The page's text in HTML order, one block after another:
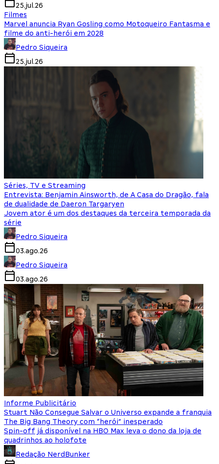
25.jul.26
Filmes
Marvel anuncia Ryan Gosling como Motoqueiro Fantasma e
filme do anti-herói em 2028
Pedro Siqueira
25.jul.26
Séries, TV e Streaming
Entrevista: Benjamin Ainsworth, de A Casa do Dragão, fala
de dualidade de Daeron Targaryen
Jovem ator é um dos destaques da terceira temporada da
série
Pedro Siqueira
03.ago.26
Pedro Siqueira
03.ago.26
Informe Publicitário
Stuart Não Consegue Salvar o Universo expande a franquia
The Big Bang Theory com “herói” inesperado
Spin-off já disponível na HBO Max leva o dono da loja de
quadrinhos ao holofote
Redação NerdBunker